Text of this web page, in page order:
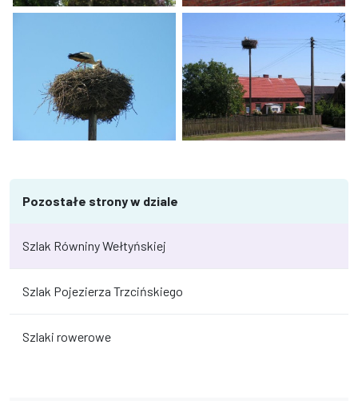
Pozostałe strony w dziale
Szlak Równiny Wełtyńskiej
Szlak Pojezierza Trzcińskiego
Szlaki rowerowe